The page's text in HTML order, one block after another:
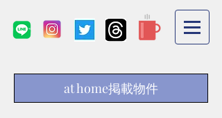
at home掲載物件